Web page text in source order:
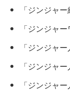
「ジンジャー
「ジンジャ
「ジンジャ
「ジンジャ
「ジンジャ